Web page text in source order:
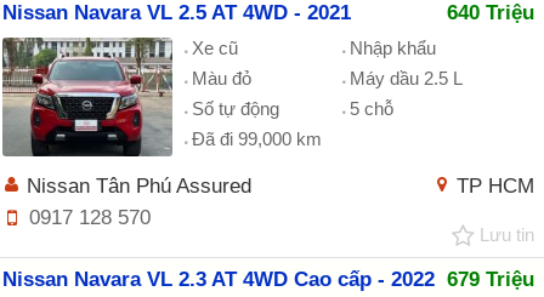
Nissan Navara VL 2.5 AT 4WD - 2021
640 Triệu
Xe cũ
Nhập khẩu
Màu đỏ
Máy dầu 2.5 L
Số tự động
5 chỗ
Đã đi 99,000 km
TP HCM
Nissan Tân Phú Assured
0917 128 570
Lưu tin
Nissan Navara VL 2.3 AT 4WD Cao cấp - 2022 679 Triệu